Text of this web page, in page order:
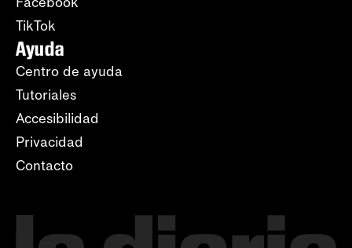
TikTok
Ayuda
Centro de ayuda
Tutoriales
Accesibilidad
Privacidad
Contacto